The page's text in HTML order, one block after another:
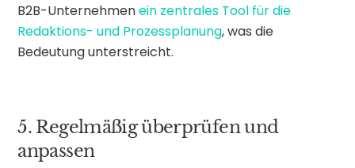
B2B-Unternehmenein zentrales Tool für die
Redaktions- und Prozessplanung, was die
Bedeutung unterstreicht.
5. Regelmäßig überprüfen und
anpassen